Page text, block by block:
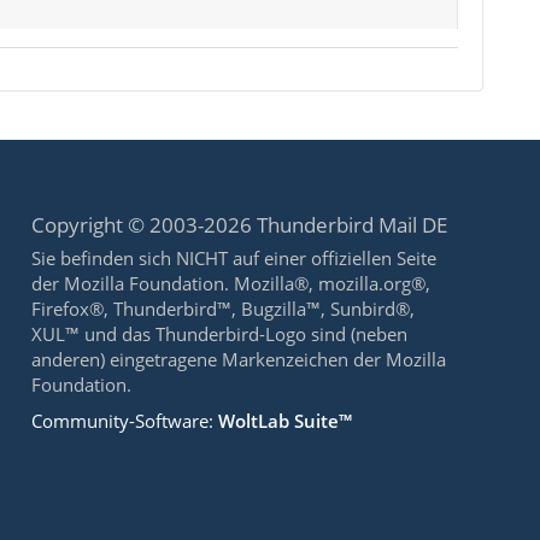
Copyright © 2003-2026 Thunderbird Mail DE
Sie befinden sich NICHT auf einer offiziellen Seite
der Mozilla Foundation. Mozilla®, mozilla.org®,
Firefox®, Thunderbird™, Bugzilla™, Sunbird®,
XUL™ und das Thunderbird-Logo sind (neben
anderen) eingetragene Markenzeichen der Mozilla
Foundation.
Community-Software:WoltLab Suite™